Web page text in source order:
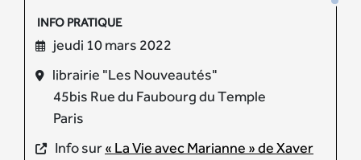
INFO PRATIQUE
jeudi 10 mars 2022
librairie "Les Nouveautés"
45bis Rue du Faubourg du Temple
Paris
Info sur« La Vie avec Marianne » de Xaver